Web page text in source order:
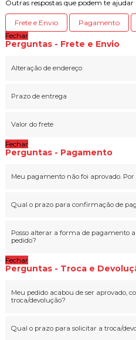
Outras respostas que podem te ajudar
Frete e Envio Pagamento
Fechar
Perguntas - Frete e Envio
Alteração de endereço
Prazo de entrega
Valor do frete
Fechar
Perguntas - Pagamento
Meu pagamento não foi aprovado. Por
Qual o prazo para confirmação de
Posso alterar a forma de pagamento
pedido?
Fechar
Perguntas - Troca e
Meu pedido acabou de ser aprovado,
troca/devolução?
Qual o prazo para solicitar a troca/